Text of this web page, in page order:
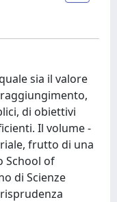
sia il valore
di obiettivi
Il volume -
frutto di una
School of
di Scienze